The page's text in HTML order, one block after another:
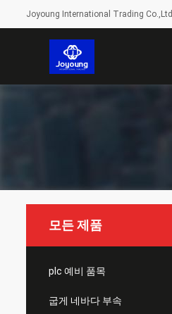
Joyoung International Trading Co.,Ltd
모든 제품
plc 예비 품목
굽게 네바다 부속